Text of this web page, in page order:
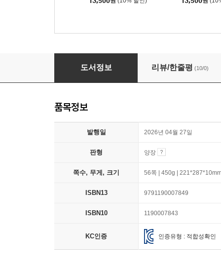
컵을 깨뜨린 날
도서정보 리뷰/한줄평 (10/0)
품목정보
발행일 2026년 04월 27일
판형 양장
쪽수, 무게, 크기 56쪽 | 450g |
ISBN13 9791190007849
ISBN10 1190007843
KC인증 인증유형 : 적합성확인